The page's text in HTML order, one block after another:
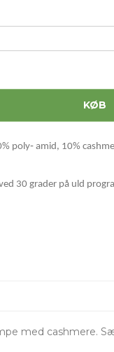
KØB
poly‐ amid, 10%
30 grader på uld
med cashmere.